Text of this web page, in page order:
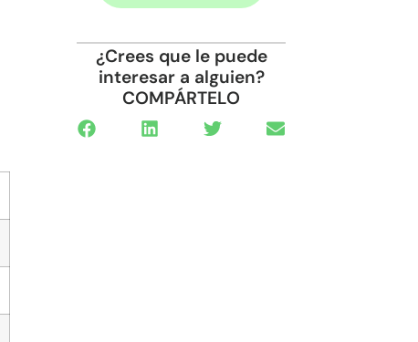
¿Crees que le puede
interesar a alguien?
COMPÁRTELO